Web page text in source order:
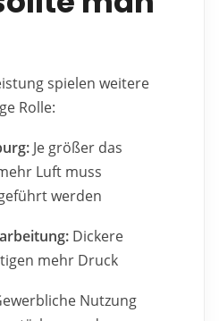
spielen weitere
Rolle:
Je größer das
Luft muss
werden
Dickere
mehr Druck
Nutzung